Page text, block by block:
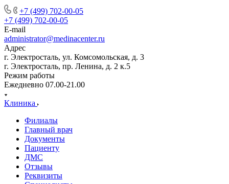
+7 (499) 702-00-05
+7 (499) 702-00-05
E-mail
administrator@medinacenter.ru
Адрес
г. Электросталь, ул. Комсомольская, д. 3
г. Электросталь, пр. Ленина, д. 2 к.5
Режим работы
Ежедневно 07.00-21.00
Клиника
Филиалы
Главный врач
Документы
Пациенту
ДМС
Отзывы
Реквизиты